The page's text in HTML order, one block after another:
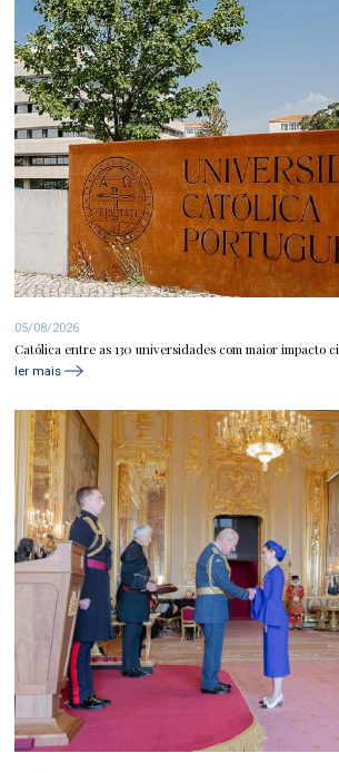
05/08/2026
Católica entre as 130 universidades com maior impacto
ler mais